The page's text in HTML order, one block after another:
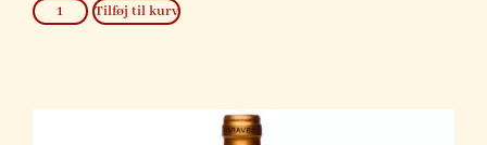
Tilføj til kurv